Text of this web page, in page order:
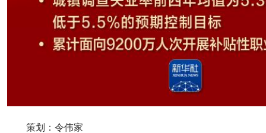
策划：令伟家